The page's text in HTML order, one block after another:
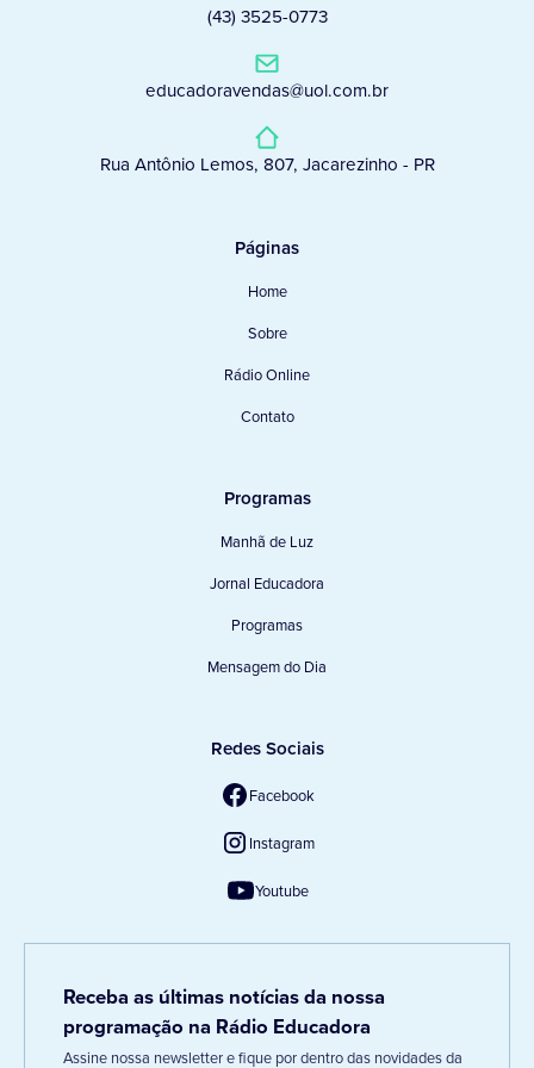
(43) 3525-0773
educadoravendas@uol.com.br
Rua Antônio Lemos, 807, Jacarezinho - PR
Páginas
Home
Sobre
Rádio Online
Contato
Programas
Manhã de Luz
Jornal Educadora
Programas
Mensagem do Dia
Redes Sociais
Facebook
Instagram
Youtube
Receba as últimas notícias da nossa
programação na Rádio Educadora
Assine nossa newsletter e fique por dentro das novidades da